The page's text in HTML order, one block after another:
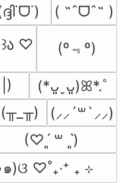
( ˶ˆᗜˆ˵ )
♡ (º﹃º)
(*ᴗ͈ˬᴗ͈)ꕤ*.ﾟ
(╥_╥)
(⸝⸝´꒳`⸝⸝)
(♡ˊ͈ ꒳ ˋ͈)
)ଓ ♡˚₊‧⁺ ₊ ⊹